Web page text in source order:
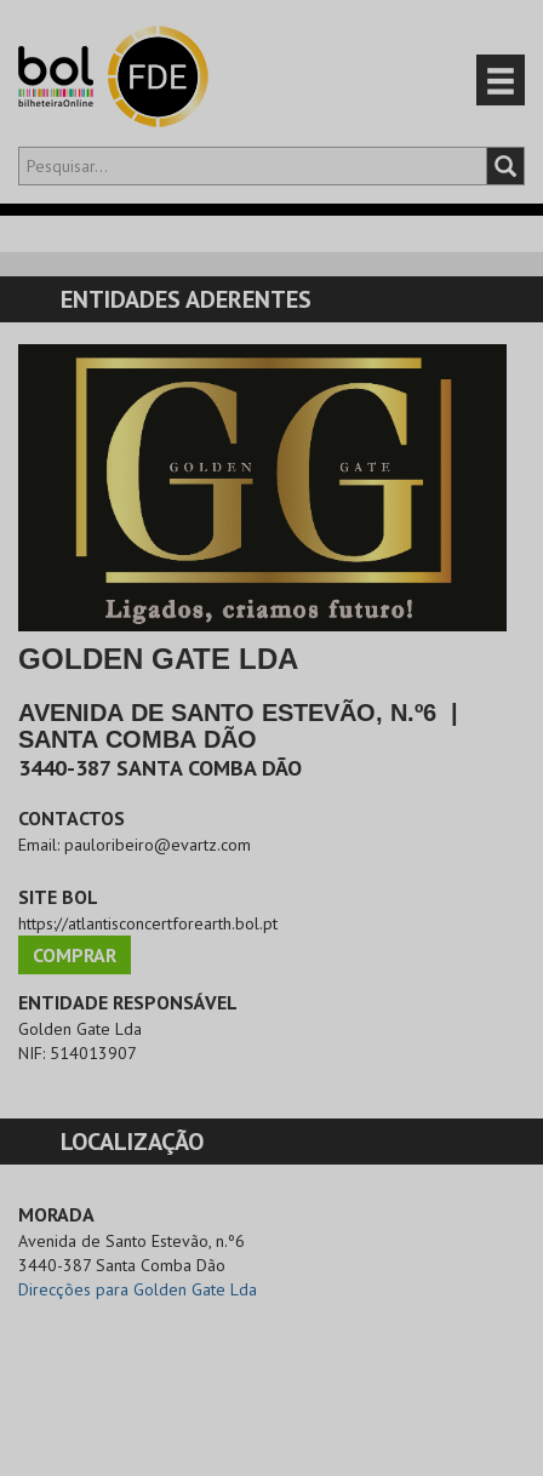
Olá,iniciar sessão
CARRINHO
EVENTOS
PRODUTOS
ENTIDADES ADERENTES
GOLDEN GATE LDA
AVENIDA DE SANTO ESTEVÃO, N.º6
SANTA COMBA DÃO
3440-387 SANTA COMBA DÃO
CONTACTOS
Email: pauloribeiro@evartz.com
SITE BOL
https://atlantisconcertforearth.bol.pt
COMPRAR
ENTIDADE RESPONSÁVEL
Golden Gate Lda
NIF: 514013907
LOCALIZAÇÃO
MORADA
Avenida de Santo Estevão, n.º6
3440-387 Santa Comba Dão
Direcções para Golden Gate Lda